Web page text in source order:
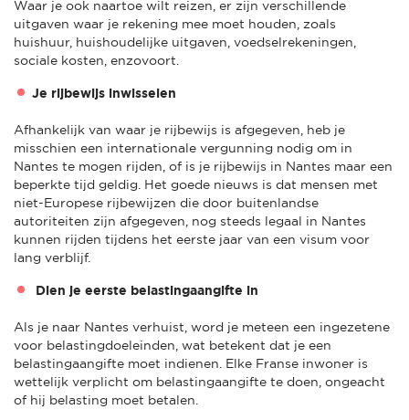
Waar je ook naartoe wilt reizen, er zijn verschillende
uitgaven waar je rekening mee moet houden, zoals
huishuur, huishoudelijke uitgaven, voedselrekeningen,
sociale kosten, enzovoort.
Je rijbewijs inwisselen
Afhankelijk van waar je rijbewijs is afgegeven, heb je
misschien een internationale vergunning nodig om in
Nantes te mogen rijden, of is je rijbewijs in Nantes maar een
beperkte tijd geldig. Het goede nieuws is dat mensen met
niet-Europese rijbewijzen die door buitenlandse
autoriteiten zijn afgegeven, nog steeds legaal in Nantes
kunnen rijden tijdens het eerste jaar van een visum voor
lang verblijf.
Dien je eerste belastingaangifte in
Als je naar Nantes verhuist, word je meteen een ingezetene
voor belastingdoeleinden, wat betekent dat je een
belastingaangifte moet indienen. Elke Franse inwoner is
wettelijk verplicht om belastingaangifte te doen, ongeacht
of hij belasting moet betalen.